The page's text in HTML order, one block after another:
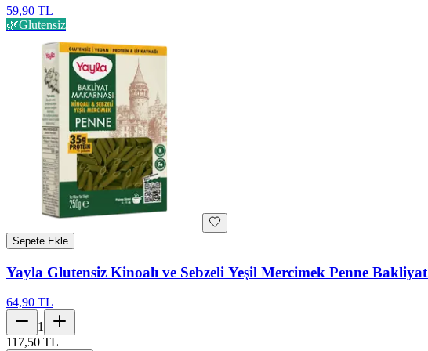
59,90 TL
🌿Glutensiz
Sepete Ekle
Yayla Glutensiz Kinoalı ve Sebzeli Yeşil Mercimek Penne
64,90 TL
1
117,50 TL